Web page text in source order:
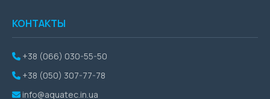
КОНТАКТЫ
+38 (066) 030-55-50
+38 (050) 307-77-78
info@aquatec.in.ua